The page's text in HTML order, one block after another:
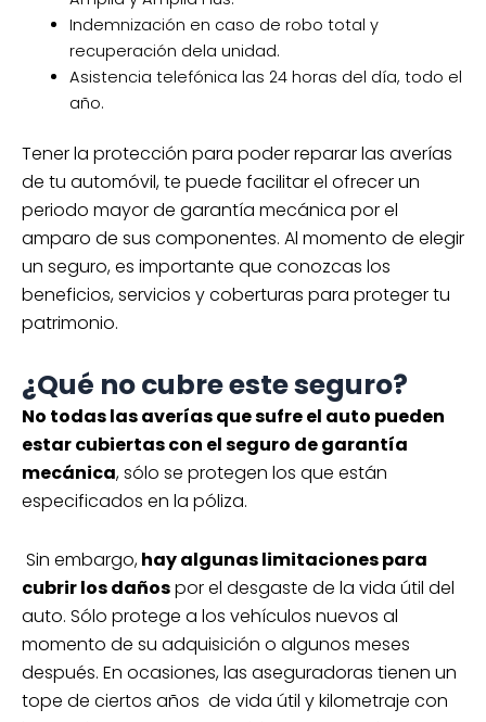
Indemnización en caso de robo total y
recuperación dela unidad.
Asistencia telefónica las 24 horas del día, todo el
año.
Tener la protección para poder reparar las averías
de tu automóvil, te puede facilitar el ofrecer un
periodo mayor de garantía mecánica por el
amparo de sus componentes. Al momento de elegir
un seguro, es importante que conozcas los
beneficios, servicios y coberturas para proteger tu
patrimonio.
¿Qué no cubre este seguro?
No todas las averías que sufre el auto pueden
estar cubiertas con el seguro de garantía
mecánica, sólo se protegen los que están
especificados en la póliza.
Sin embargo,hay algunas limitaciones para
cubrir los dañospor el desgaste de la vida útil del
auto. Sólo protege a los vehículos nuevos al
momento de su adquisición o algunos meses
después. En ocasiones, las aseguradoras tienen un
tope de ciertos años de vida útil y kilometraje con